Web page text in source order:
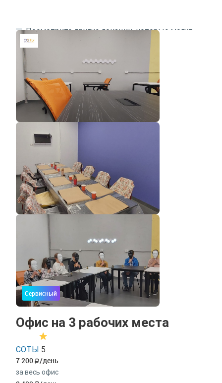
Посмотрите другие локации, которые могут
подходить под ваш запрос
Сервисный
Офис на 3 рабочих места
СОТЫ 5
7 200 /день
за весь офис